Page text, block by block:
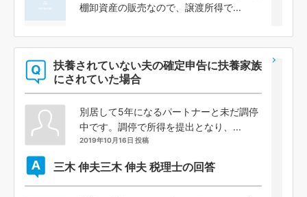
棚卸資産の販売なので、譲渡所得で...
扶養されていない夫の確定申告に扶養家族
にされていた場合
別居して5年になるパートナーと未だ調停
中です。調停で所得を提出となり、...
2019年10月16日 投稿
三木 伸夫三木 伸夫 税理士の回答